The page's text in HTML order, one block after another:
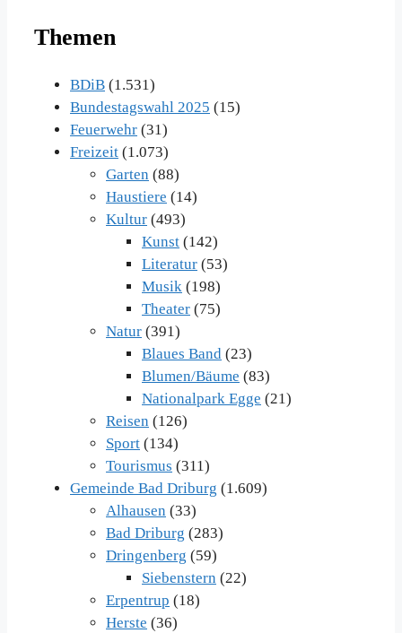
im
Themen
BDiB (1.531)
Bundestagswahl 2025 (15)
Feuerwehr (31)
Freizeit (1.073)
Garten (88)
Haustiere (14)
Kultur (493)
Kunst (142)
Literatur (53)
Musik (198)
Theater (75)
Natur (391)
Blaues Band (23)
Blumen/Bäume (83)
Nationalpark Egge (21)
Reisen (126)
Sport (134)
Tourismus (311)
Gemeinde Bad Driburg (1.609)
Alhausen (33)
Bad Driburg (283)
Dringenberg (59)
Siebenstern (22)
Erpentrup (18)
Herste (36)